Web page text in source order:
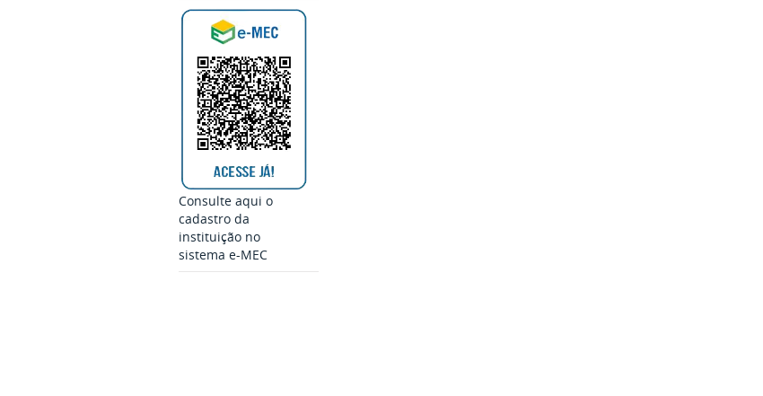
Consulte aqui o
cadastro da
instituição no
sistema e-MEC